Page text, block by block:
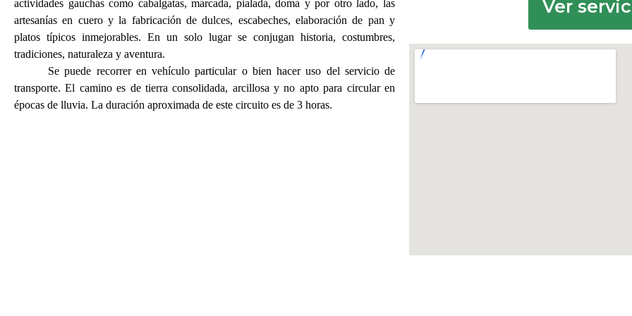
actividades gauchas como cabalgatas, marcada, pialada, doma y por otro lado, las
artesanías en cuero y la fabricación de dulces, escabeches, elaboración de pan y
platos típicos inmejorables. En un solo lugar se conjugan historia, costumbres,
tradiciones, naturaleza y aventura.
Se puede recorrer en vehículo particular o bien hacer uso del servicio de
transporte. El camino es de tierra consolidada, arcillosa y no apto para circular en
épocas de lluvia. La duración aproximada de este circuito es de 3 horas.
Ver